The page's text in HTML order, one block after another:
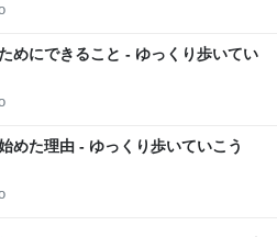
めにできること - ゆっくり歩いてい
めた理由 - ゆっくり歩いていこう